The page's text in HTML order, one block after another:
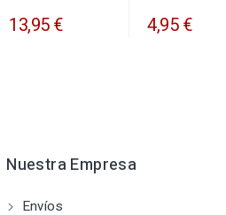
13,95 € 4,95 €
Nuestra Empresa
Envíos